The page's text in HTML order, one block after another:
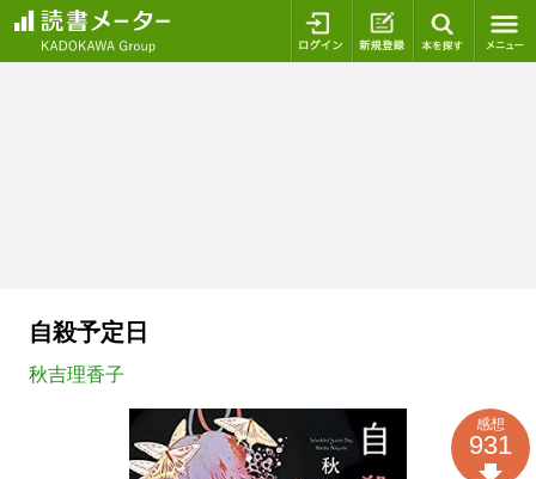
ログイン 新規登録
自殺予定日
秋吉理香子
感想
931